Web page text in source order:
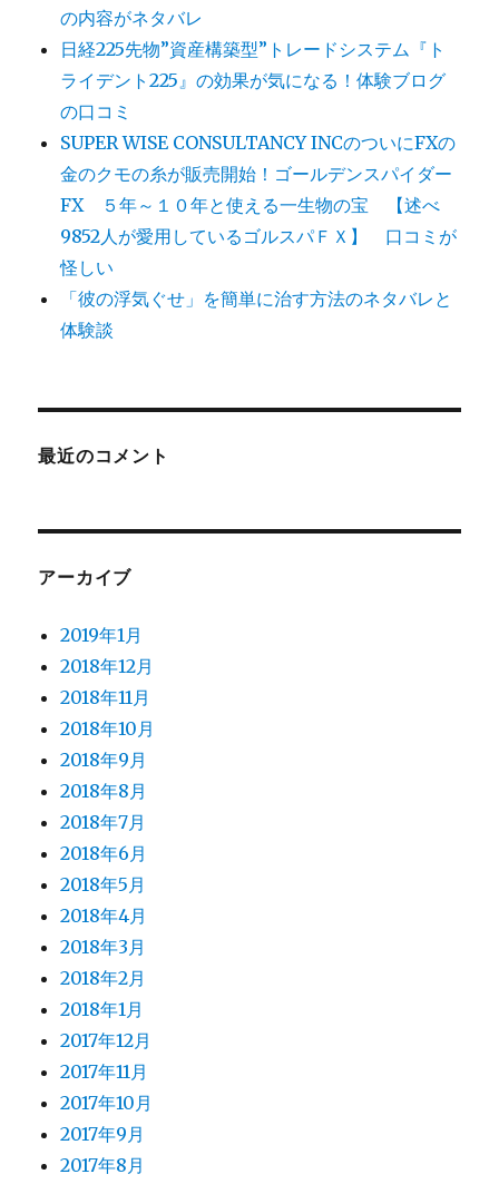
の内容がネタバレ
日経225先物”資産構築型”トレードシステム『ト
ライデント225』の効果が気になる！体験ブログ
の口コミ
SUPER WISE CONSULTANCY INCのついにFXの
金のクモの糸が販売開始！ゴールデンスパイダー
FX ５年～１０年と使える一生物の宝 【述べ
9852人が愛用しているゴルスパＦＸ】 口コミが
怪しい
「彼の浮気ぐせ」を簡単に治す方法のネタバレと
体験談
最近のコメント
アーカイブ
2019年1月
2018年12月
2018年11月
2018年10月
2018年9月
2018年8月
2018年7月
2018年6月
2018年5月
2018年4月
2018年3月
2018年2月
2018年1月
2017年12月
2017年11月
2017年10月
2017年9月
2017年8月